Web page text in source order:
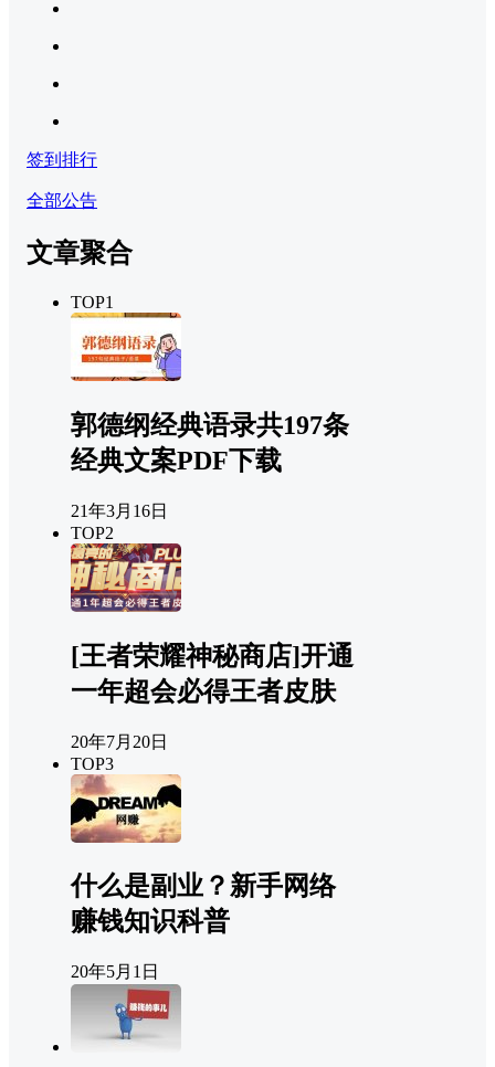
签到排行
全部公告
文章聚合
TOP1
郭德纲经典语录共197条
经典文案PDF下载
21年3月16日
TOP2
[王者荣耀神秘商店]开通
一年超会必得王者皮肤
20年7月20日
TOP3
什么是副业？新手网络
赚钱知识科普
20年5月1日